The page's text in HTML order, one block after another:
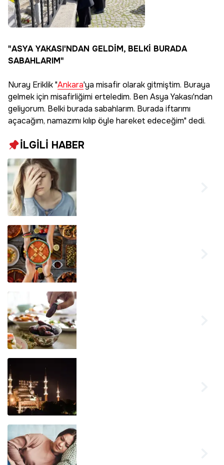
"ASYA YAKASI'NDAN GELDİM, BELKİ BURADA
SABAHLARIM"
Nuray Eriklik "Ankara'ya misafir olarak gitmiştim. Buraya
gelmek için misafirliğimi erteledim. Ben Asya Yakası'ndan
geliyorum. Belki burada sabahlarım. Burada iftarımı
açacağım, namazımı kılıp öyle hareket edeceğim" dedi.
İLGİLİ HABER
Ramazanda baş
ağrısı nasıl geçer?
Arda Türkmen'den ilk
iftar menüsü! ‘İftara
ne yapsam?’
diyenlere lezzetli
iftar menüsü!
İstanbul, Ankara,
İzmir’de iftar saat
kaçta açılacak?
Orucun ilk günü
İstanbul’da ilçe ilçe
iftar saati!
Adet olunca oruç
bozulur mu? Niyet